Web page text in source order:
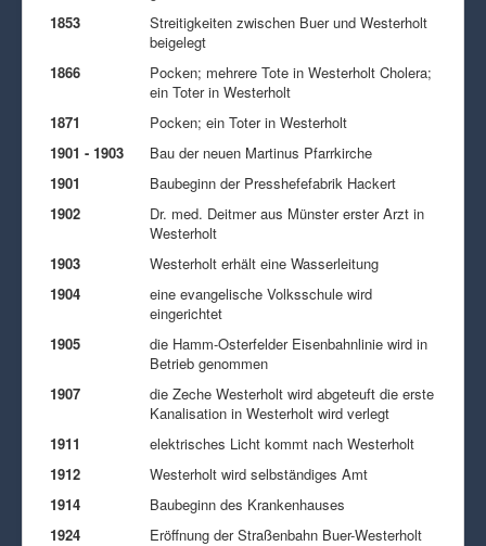
1853
Streitigkeiten zwischen Buer und Westerholt
beigelegt
1866
Pocken; mehrere Tote in Westerholt Cholera;
ein Toter in Westerholt
1871
Pocken; ein Toter in Westerholt
1901 - 1903
Bau der neuen Martinus Pfarrkirche
1901
Baubeginn der Presshefefabrik Hackert
1902
Dr. med. Deitmer aus Münster erster Arzt in
Westerholt
1903
Westerholt erhält eine Wasserleitung
1904
eine evangelische Volksschule wird
eingerichtet
1905
die Hamm-Osterfelder Eisenbahnlinie wird in
Betrieb genommen
1907
die Zeche Westerholt wird abgeteuft die erste
Kanalisation in Westerholt wird verlegt
1911
elektrisches Licht kommt nach Westerholt
1912
Westerholt wird selbständiges Amt
1914
Baubeginn des Krankenhauses
1924
Eröffnung der Straßenbahn Buer-Westerholt